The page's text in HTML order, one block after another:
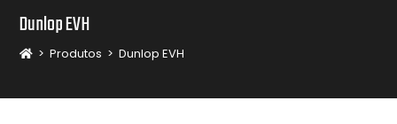
Dunlop EVH
> Produtos > Dunlop EVH